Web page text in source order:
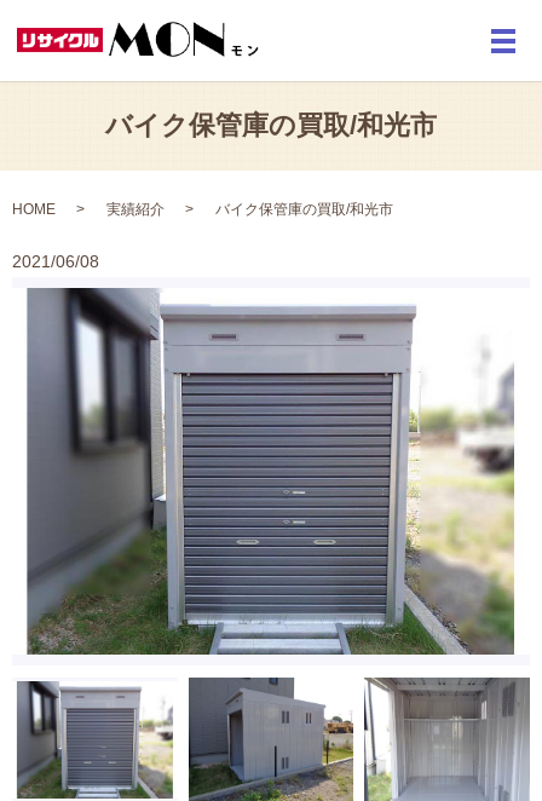
メ
バイク保管庫の買取/和光市
HOME 実績紹介 バイク保管庫の買取/和光市
2021/06/08